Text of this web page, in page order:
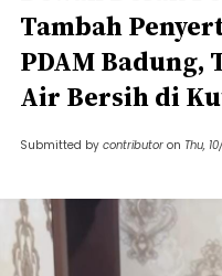
Tambah
PDAM Badung,
Air Bersih di
Submitted by contributor on Thu,